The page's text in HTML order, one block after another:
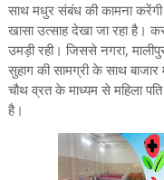
साथ मधुर संबंध की कामना
खासा उत्साह देखा जा रहा है।
उमड़ी रही। जिससे नगरा,
सुहाग की सामग्री के साथ
चौथ व्रत के माध्यम से महिला
है।